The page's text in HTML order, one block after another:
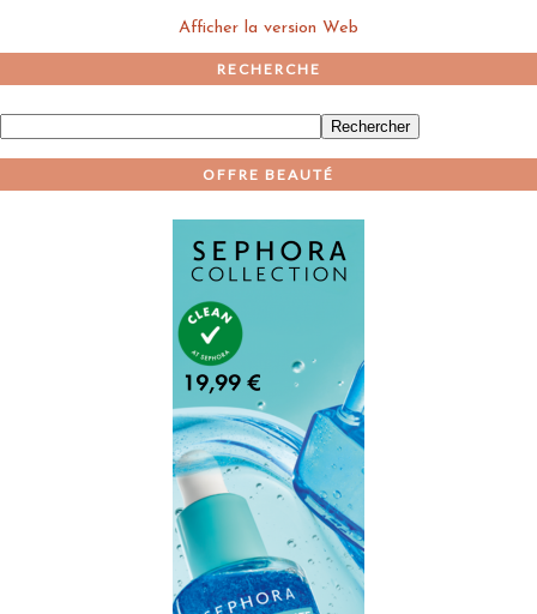
Afficher la version Web
RECHERCHE
OFFRE BEAUTÉ